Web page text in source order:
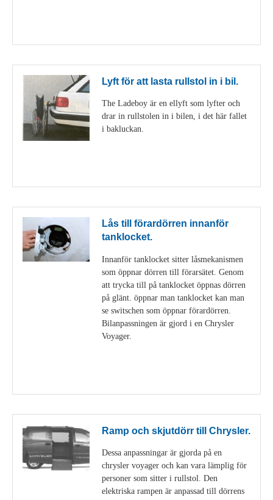
Lyft för att lasta rullstol in i bil.
The Ladeboy är en ellyft som lyfter och
drar in rullstolen in i bilen, i det här fallet
i bakluckan.
Lås till förardörren innanför
tanklocket.
Innanför tanklocket sitter låsmekanismen
som öppnar dörren till förarsätet. Genom
att trycka till på tanklocket öppnas dörren
på glänt. öppnar man tanklocket kan man
se switschen som öppnar förardörren.
Bilanpassningen är gjord i en Chrysler
Voyager.
Ramp och skjutdörr till Chrysler.
Dessa anpassningar är gjorda på en
chrysler voyager och kan vara lämplig för
personer som sitter i rullstol. Den
elektriska rampen är anpassad till dörrens